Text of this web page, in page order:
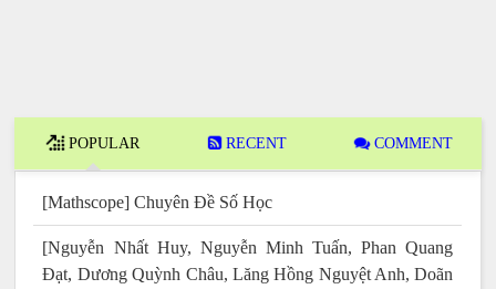
POPULAR RECENT COMMENT
[Mathscope] Chuyên Đề Số Học
[Nguyễn Nhất Huy, Nguyễn Minh Tuấn, Phan Quang
Đạt, Dương Quỳnh Châu, Lăng Hồng Nguyệt Anh, Doãn